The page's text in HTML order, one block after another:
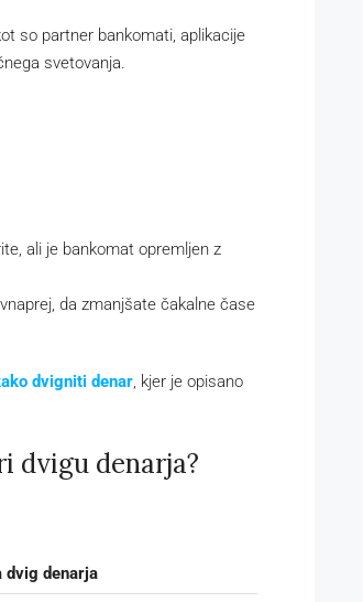
so partner bankomati, aplikacije
svetovanja.
ali je bankomat opremljen z
da zmanjšate čakalne čase
dvigniti denar, kjer je opisano
dvigu denarja?
dvig denarja